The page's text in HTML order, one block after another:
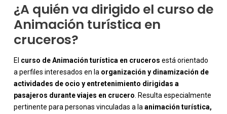
¿A quién va dirigido el curso de
Animación turística en
cruceros?
El curso de Animación turística en cruceros está orientado
a perfiles interesados en la organización y dinamización de
actividades de ocio y entretenimiento dirigidas a
pasajeros durante viajes en crucero. Resulta especialmente
pertinente para personas vinculadas a laanimación turística,